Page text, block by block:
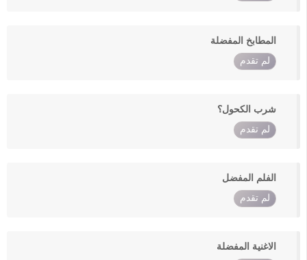
المطابخ المفضلة
لم تقدم
شرب الكحول؟
لم تقدم
الفلم المفضل
لم تقدم
الاغنية المفضلة